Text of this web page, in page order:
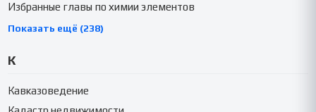
Избранные главы по химии элементов
Показать ещё (238)
К
Кавказоведение